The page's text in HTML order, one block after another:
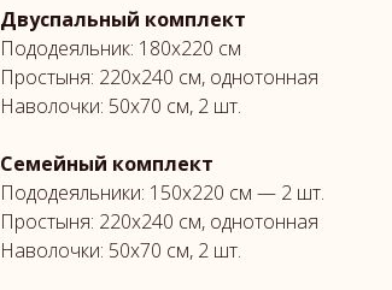
Двуспальный комплект
Пододеяльник: 180х220 см
Простыня: 220х240 см, однотонная
Наволочки: 50х70 см, 2 шт.
Семейный комплект
Пододеяльники: 150х220 см — 2 шт.
Простыня: 220х240 см, однотонная
Наволочки: 50х70 см, 2 шт.